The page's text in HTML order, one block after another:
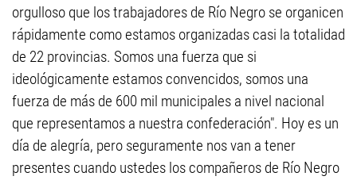
orgulloso que los trabajadores de Río Negro se organicen
rápidamente como estamos organizadas casi la totalidad
de 22 provincias. Somos una fuerza que si
ideológicamente estamos convencidos, somos una
fuerza de más de 600 mil municipales a nivel nacional
que representamos a nuestra confederación". Hoy es un
día de alegría, pero seguramente nos van a tener
presentes cuando ustedes los compañeros de Río Negro